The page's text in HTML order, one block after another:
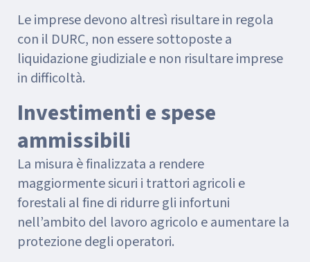
Le imprese devono altresì risultare in regola
con il DURC, non essere sottoposte a
liquidazione giudiziale e non risultare imprese
in difficoltà.
Investimenti e spese
ammissibili
La misura è finalizzata a rendere
maggiormente sicuri i trattori agricoli e
forestali al fine di ridurre gli infortuni
nell’ambito del lavoro agricolo e aumentare la
protezione degli operatori.